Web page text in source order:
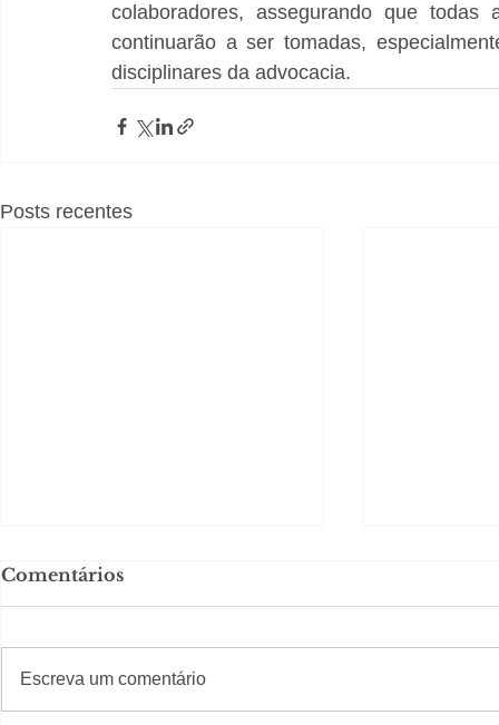
colaboradores, assegurando que
continuarão a ser tomadas,
disciplinares da advocacia.
Posts recentes
Comentários
Escreva um comentário